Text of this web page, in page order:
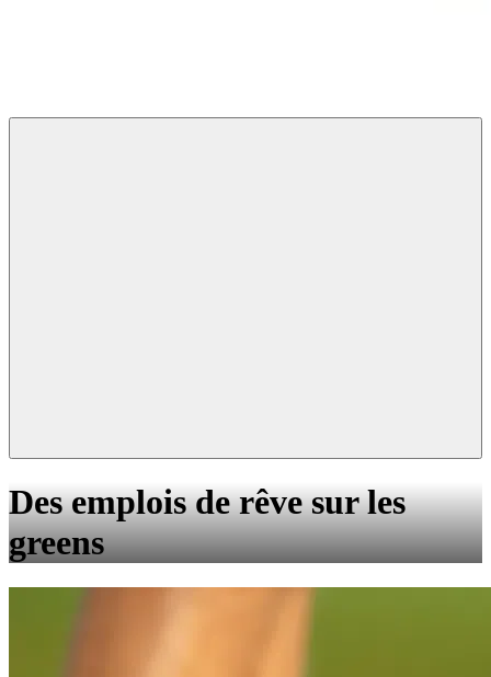
Des emplois de rêve sur les
greens